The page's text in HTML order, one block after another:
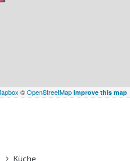
©OpenStreetMap Improve this map
Küche